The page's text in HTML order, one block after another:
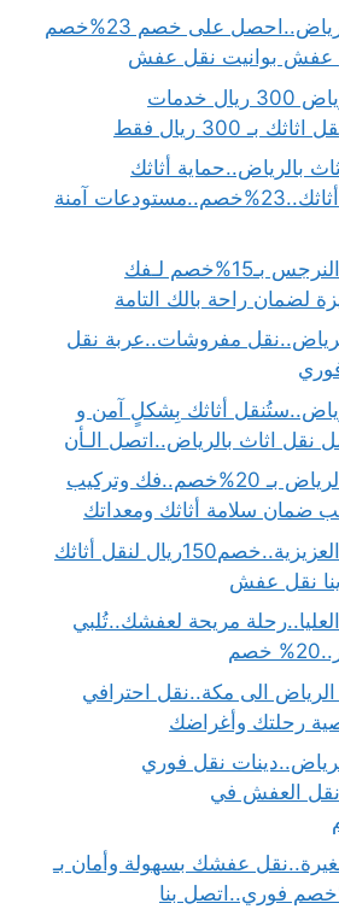
ونيت نقل عفش بالرياض..احصل على خصم 23%خصم
عفش بوانيت نقل عفش
شركة نقل اثاث بالرياض 300 ريال خدمات
300 ريال فقط
بالرياض..حماية أثاثك
100%ضمان سلامة أثاثك..23%خصم..مستودعات آمنة
دينا نقل عفش حي النرجس بـ15%خصم لـفك
لضمان راحة بالك التامة
مفروشات..عربة نقل
أثاثك بِشكلٍ آمن و
شركة نقل مكاتب بالرياض بـ 20%خصم..فك وتركيب
ضمان سلامة أثاثك ومعداتك
دينا نقل عفش حي العزيزية..خصم150ريال لنقل أثاثك
نقل عفش
مريحة لعفشك..تُلبي
الى مكة..نقل احترافي
نقل فوري
نقل العفش في
عفشك بسهولة وأمان بـ